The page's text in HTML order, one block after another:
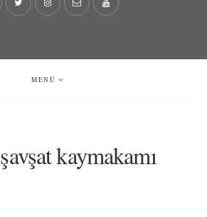
MENÜ
şavşat kaymakamı